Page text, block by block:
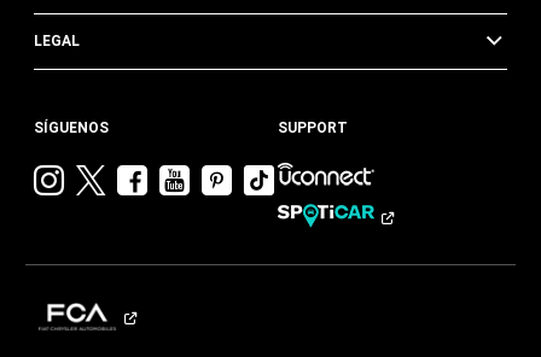
LEGAL
SÍGUENOS
VisitarVisitarVisitar
Chrysler en
Visitar
Chrysler en
Visitar
Chrysler en
Pinterest
Visita
Chrysler
Tik
SUPPORT